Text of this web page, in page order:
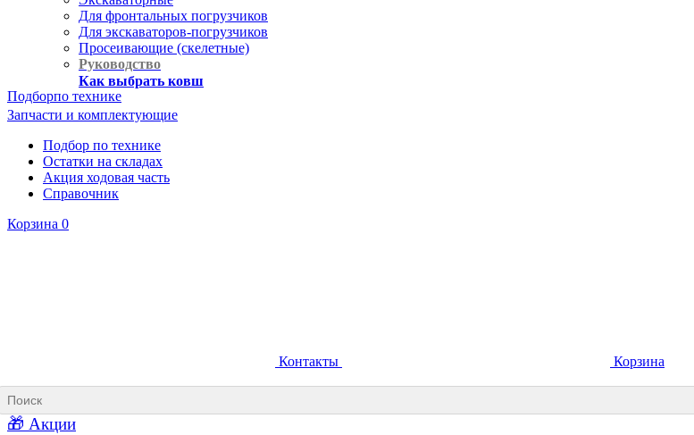
Для фронтальных погрузчиков
Для экскаваторов-погрузчиков
Просеивающие (скелетные)
Руководство
Как выбрать ковш
Ковши для фронтальных погрузчиков
Подборпо технике
Запчасти и комплектующие
Подбор по технике
Остатки на складах
Акция ходовая часть
Справочник
Корзина 0
Контакты Корзина
🎁 Акции